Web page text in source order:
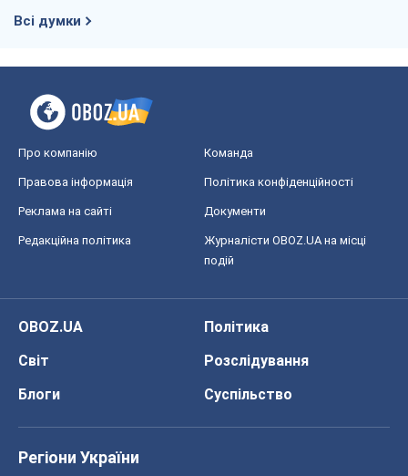
Всі думки
Про компанію Команда
Правова інформація Політика конфіденційності
Реклама на сайті Документи
Редакційна політика
Журналісти OBOZ.UA на місці
подій
OBOZ.UA
Політика
Світ
Розслідування
Блоги
Суспільство
Регіони України